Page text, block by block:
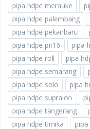
pipa hdpe merauke
pipa hdpe palembang
pipa hdpe pekanbaru
pipa hdpe pn16
pipa
pipa hdpe roll
pipa
pipa hdpe semarang
pipa hdpe solo
pipa
pipa hdpe supralon
pipa hdpe tangerang
pipa hdpe timika